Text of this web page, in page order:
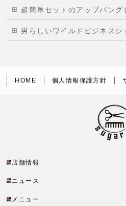
超簡単セットのアップバング
男らしいワイルドビジネスシ
HOME 個人情報保護方針
店舗情報
ニュース
メニュー